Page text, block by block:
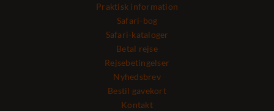
Praktisk information
Safari-bog
Safari-kataloger
Betal rejse
Rejsebetingelser
Nyhedsbrev
Bestil gavekort
Kontakt